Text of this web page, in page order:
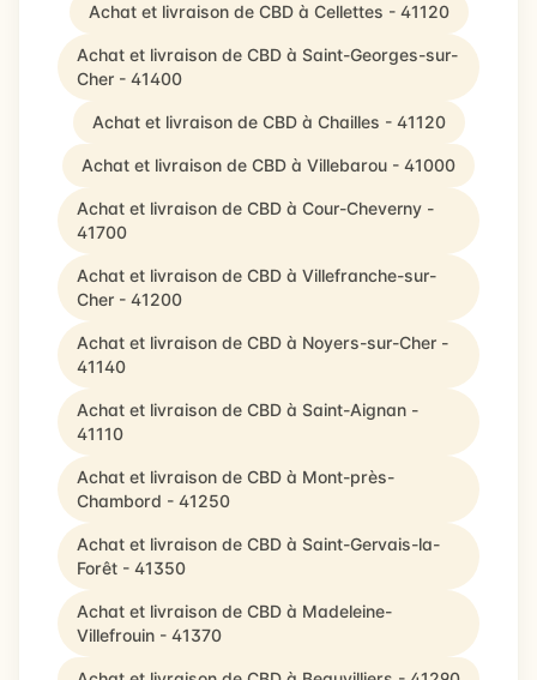
Achat et livraison de CBD à Cellettes - 41120
Achat et livraison de CBD à Saint-Georges-sur-
Cher - 41400
Achat et livraison de CBD à Chailles - 41120
Achat et livraison de CBD à Villebarou - 41000
Achat et livraison de CBD à Cour-Cheverny -
41700
Achat et livraison de CBD à Villefranche-sur-
Cher - 41200
Achat et livraison de CBD à Noyers-sur-Cher -
41140
Achat et livraison de CBD à Saint-Aignan -
41110
Achat et livraison de CBD à Mont-près-
Chambord - 41250
Achat et livraison de CBD à Saint-Gervais-la-
Forêt - 41350
Achat et livraison de CBD à Madeleine-
Villefrouin - 41370